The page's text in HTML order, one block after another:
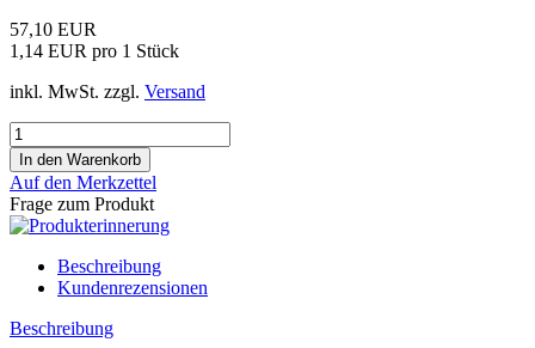
57,10 EUR
1,14 EUR pro 1 Stück
inkl. MwSt. zzgl. Versand
Auf den Merkzettel
Frage zum Produkt
Beschreibung
Kundenrezensionen
Beschreibung